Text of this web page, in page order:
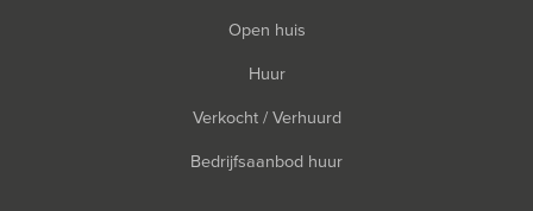
Open huis
Huur
Verkocht / Verhuurd
Bedrijfsaanbod huur